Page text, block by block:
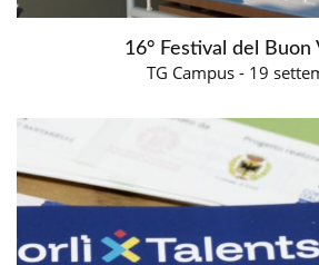
16° Festival del Buon
TG Campus - 19